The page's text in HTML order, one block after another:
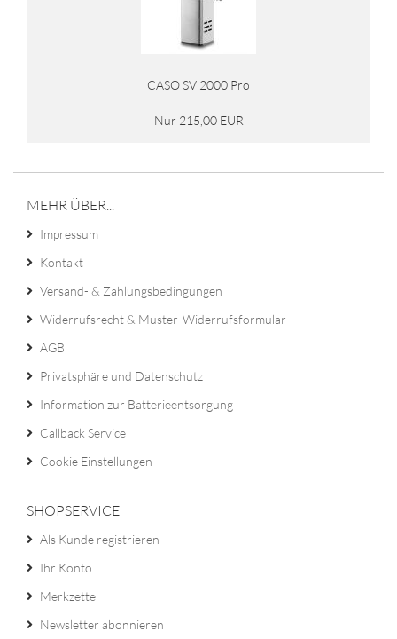
CASO SV 2000 Pro
Nur 215,00 EUR
MEHR ÜBER...
Impressum
Kontakt
Versand- & Zahlungsbedingungen
Widerrufsrecht & Muster-Widerrufsformular
AGB
Privatsphäre und Datenschutz
Information zur Batterieentsorgung
Callback Service
Cookie Einstellungen
SHOPSERVICE
Als Kunde registrieren
Ihr Konto
Merkzettel
Newsletter abonnieren